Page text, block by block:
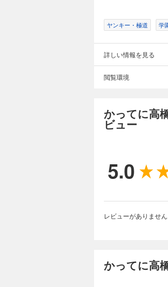
ヤンキー・極道 学
詳しい情報を見る
閲覧環境
かってに高
ビュー
5.0
レビューがありません
かってに高